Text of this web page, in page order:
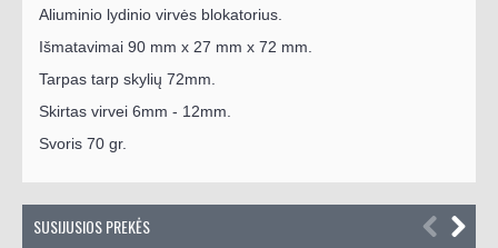
Aliuminio lydinio virvės blokatorius.
Išmatavimai 90 mm x 27 mm x 72 mm.
Tarpas tarp skylių 72mm.
Skirtas virvei 6mm - 12mm.
Svoris 70 gr.
SUSIJUSIOS PREKĖS